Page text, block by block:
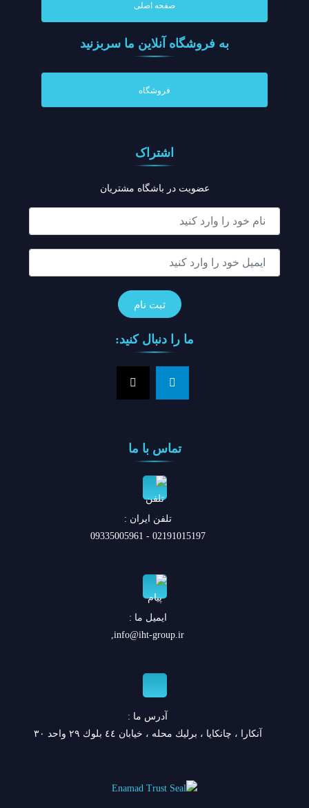
صفحه اصلی
به فروشگاه آنلاين ما سربزنيد
فروشگاه
اشتراک
عضویت در باشگاه مشتریان
ما را دنبال کنید:
تماس با ما
تلفن ايران :
02191015197 - 09335005961
ایمیل ما :
info@iht-group.ir
,
آدرس ما :
آنكارا ، چانكايا ، برليك محله ، خيابان ٤٤ بلوك ٢٩ واحد ٣٠